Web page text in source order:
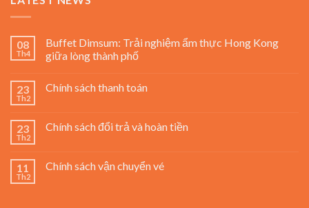
08
Th4
Buffet Dimsum: Trải nghiệm ẩm thực Hong Kong
giữa lòng thành phố
23
Th2
Chính sách thanh toán
23
Th2
Chính sách đổi trả và hoàn tiền
11
Th2
Chính sách vận chuyển vé